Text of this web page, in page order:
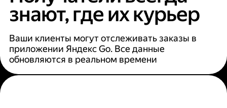
знают, где их курьер
Ваши клиенты могут отслеживать заказы в
приложении Яндекс Go. Все данные
обновляются в реальном времени